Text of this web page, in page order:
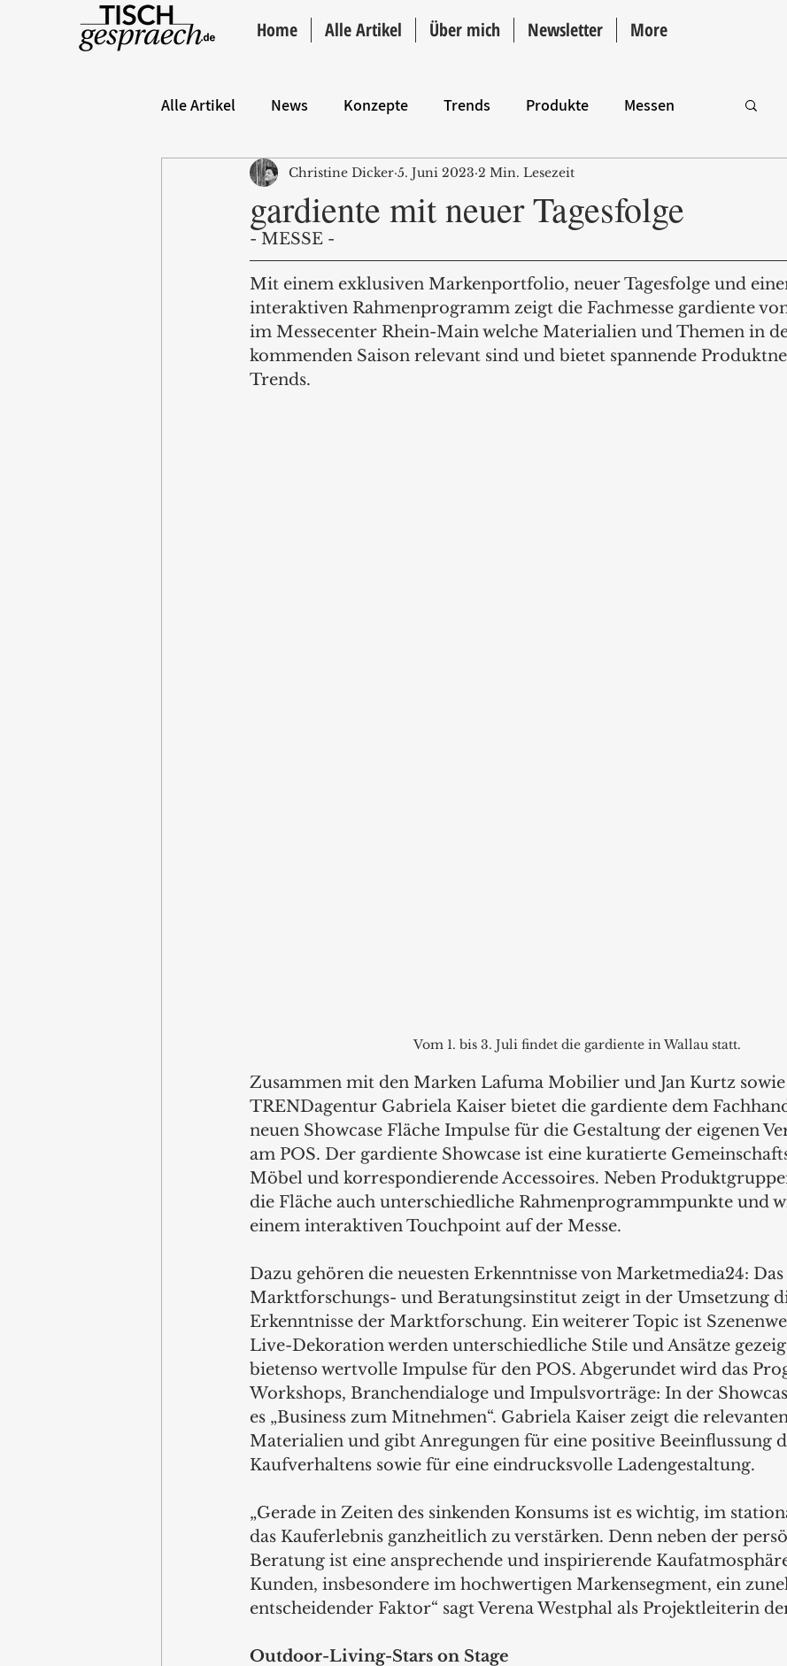
Home Alle Artikel Über mich Newsletter More
Alle Artikel News Konzepte Trends Produkte Messen
Hintergrund ANZEIGE Intro
gardiente mit neuer Tagesfolge
Christine Dicker 5. Juni 2023 2 Min. Lesezeit
- MESSE -
Mit einem exklusiven Markenportfolio, neuer Tagesfolge und
interaktiven Rahmenprogramm zeigt die Fachmesse gardiente
im Messecenter Rhein-Main welche Materialien und Themen in
kommenden Saison relevant sind und bietet spannende
Trends.
Vom 1. bis 3. Juli findet die gardiente in Wallau statt.
Zusammen mit den Marken Lafuma Mobilier und Jan Kurtz
TRENDagentur Gabriela Kaiser bietet die gardiente dem
neuen Showcase Fläche Impulse für die Gestaltung der eigenen
am POS. Der gardiente Showcase ist eine kuratierte
Möbel und korrespondierende Accessoires. Neben
die Fläche auch unterschiedliche Rahmenprogrammpunkte und
einem interaktiven Touchpoint auf der Messe.
Dazu gehören die neuesten Erkenntnisse von Marketmedia24:
Marktforschungs- und Beratungsinstitut zeigt in der Umsetzung
Erkenntnisse der Marktforschung. Ein weiterer Topic ist
Live-Dekoration werden unterschiedliche Stile und Ansätze
bietenso wertvolle Impulse für den POS. Abgerundet wird das
Workshops, Branchendialoge und Impulsvorträge: In der
es „Business zum Mitnehmen“. Gabriela Kaiser zeigt die
Materialien und gibt Anregungen für eine positive Beeinflussung
Kaufverhaltens sowie für eine eindrucksvolle Ladengestaltung.
„Gerade in Zeiten des sinkenden Konsums ist es wichtig, im
das Kauferlebnis ganzheitlich zu verstärken. Denn neben der
Beratung ist eine ansprechende und inspirierende
Kunden, insbesondere im hochwertigen Markensegment, ein
entscheidender Faktor“ sagt Verena Westphal als Projektleiterin
Outdoor-Living-Stars on Stage